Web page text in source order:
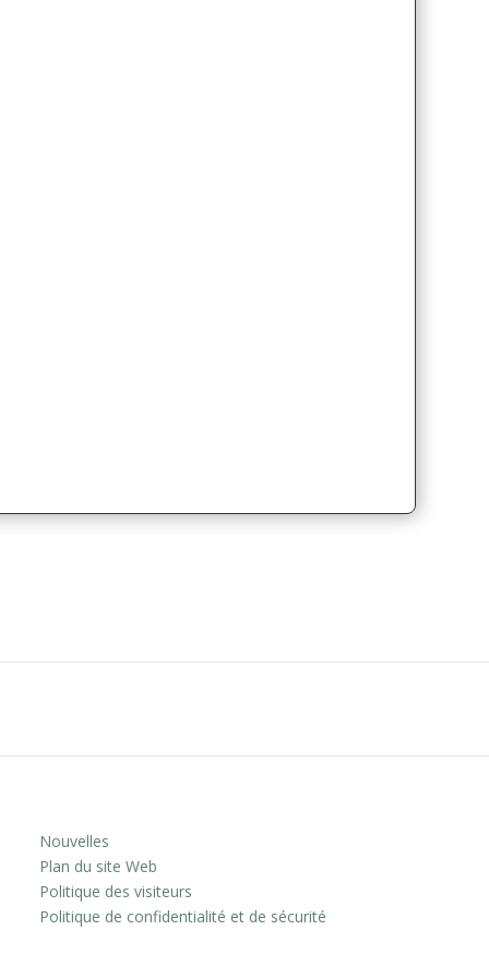
Nouvelles
Plan du site Web
Politique des visiteurs
Politique de confidentialité et de sécurité